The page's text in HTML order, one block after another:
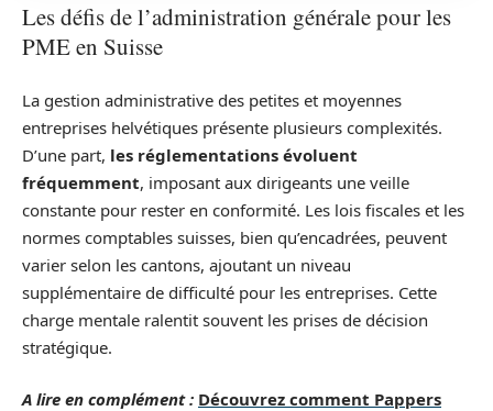
Les défis de l’administration générale pour les
PME en Suisse
La gestion administrative des petites et moyennes
entreprises helvétiques présente plusieurs complexités.
D’une part, les réglementations évoluent
fréquemment, imposant aux dirigeants une veille
constante pour rester en conformité. Les lois fiscales et les
normes comptables suisses, bien qu’encadrées, peuvent
varier selon les cantons, ajoutant un niveau
supplémentaire de difficulté pour les entreprises. Cette
charge mentale ralentit souvent les prises de décision
stratégique.
A lire en complément : Découvrez comment Pappers